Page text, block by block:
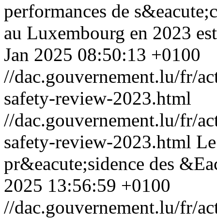
performances de
au Luxembourg en 2023
Jan 2025 08:50:13 +0100
//dac.gouvernement.lu/fr/
safety-review-2023.html
//dac.gouvernement.lu/fr/
safety-review-2023.html
pr&eacute;sidence des
2025 13:56:59 +0100
//dac.gouvernement.lu/fr/